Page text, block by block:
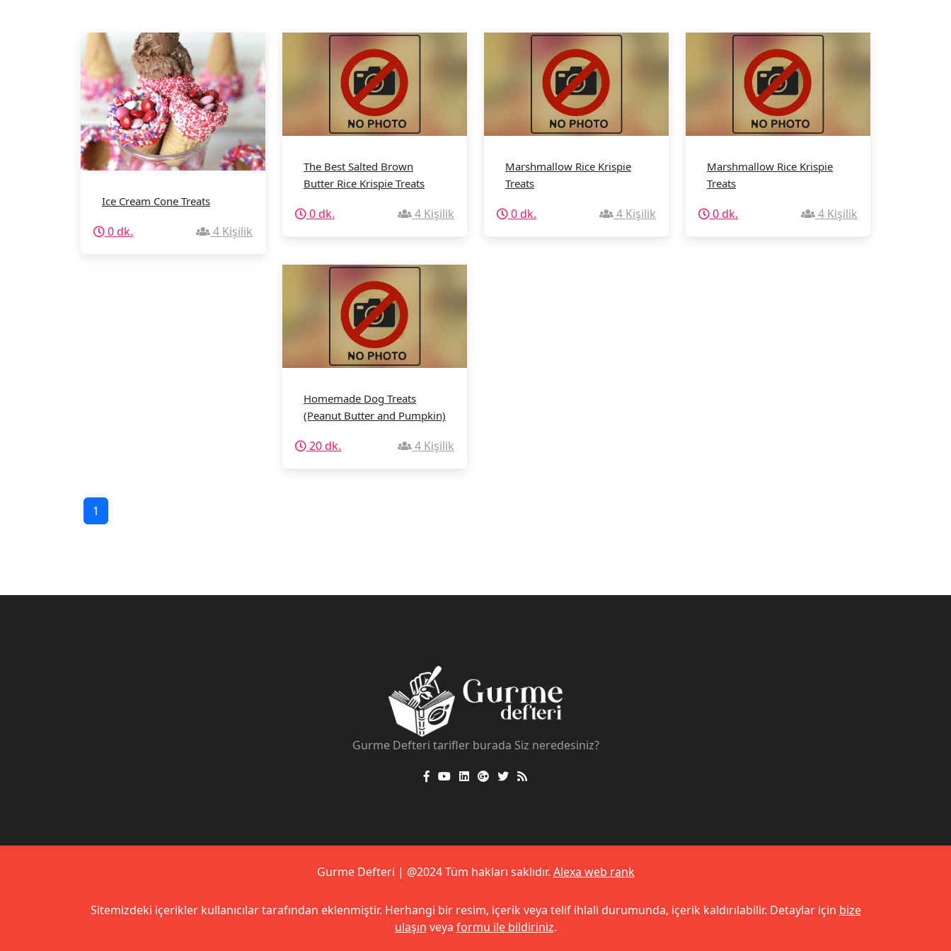
Ice Cream Cone Treats
0 dk. 4 Kişilik
The Best Salted Brown
Butter Rice Krispie Treats
0 dk. 4 Kişilik
Marshmallow Rice Krispie
Treats
0 dk. 4 Kişilik
Marshmallow Rice Krispie
Treats
0 dk. 4 Kişilik
Homemade Dog Treats
(Peanut Butter and Pumpkin)
20 dk. 4 Kişilik
1
Gurme Defteri tarifler burada Siz neredesiniz?
Gurme Defteri | @2024 Tüm hakları saklıdır. Alexa web rank
Sitemizdeki içerikler kullanıcılar tarafından eklenmiştir. Herhangi bir resim, içerik veya telif ihlali durumunda, içerik kaldırılabilir. Detaylar için bize
ulaşın veya formu ile bildiriniz.